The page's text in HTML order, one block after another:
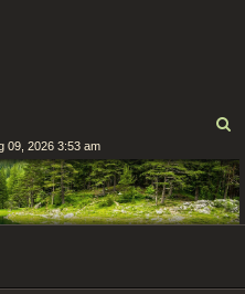
c
h
e
09, 2026 3:53 am